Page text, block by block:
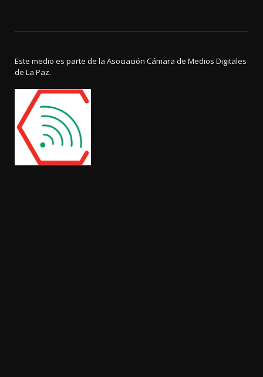
Este medio es parte de la Asociación Cámara de Medios Digitales
de La Paz.